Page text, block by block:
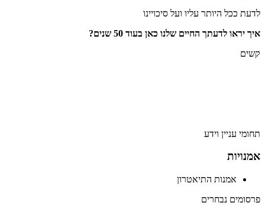
לדעת ככל היותר עליו ועל סיכויינו
איך יראו לדעתך החיים שלנו כאן בעוד 50 שנים?
קשים
תחומי עניין וידע
אמנויות
אמנות התיאטרון
פרסומים נבחרים